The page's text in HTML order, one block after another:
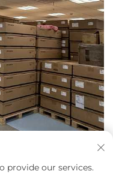
provide our services.